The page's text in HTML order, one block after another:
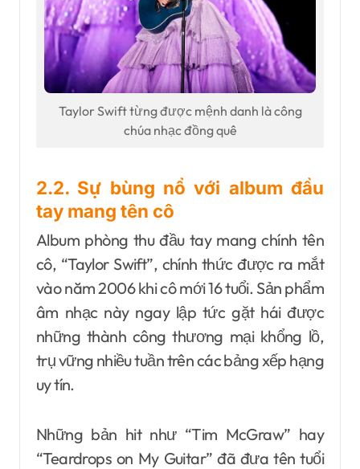
Taylor Swift từng được mệnh danh là công
chúa nhạc đồng quê
2.2. Sự bùng nổ với album đầu
tay mang tên cô
Album phòng thu đầu tay mang chính tên
cô, “Taylor Swift”, chính thức được ra mắt
vào năm 2006 khi cô mới 16 tuổi. Sản phẩm
âm nhạc này ngay lập tức gặt hái được
những thành công thương mại khổng lồ,
trụ vững nhiều tuần trên các bảng xếp hạng
uy tín.
Những bản hit như “Tim McGraw” hay
“Teardrops on My Guitar” đã đưa tên tuổi